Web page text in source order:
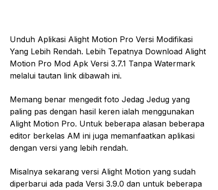
Unduh Aplikasi Alight Motion Pro Versi Modifikasi
Yang Lebih Rendah. Lebih Tepatnya Download Alight
Motion Pro Mod Apk Versi 3.7.1 Tanpa Watermark
melalui tautan link dibawah ini.
Memang benar mengedit foto Jedag Jedug yang
paling pas dengan hasil keren ialah menggunakan
Alight Motion Pro. Untuk beberapa alasan beberapa
editor berkelas AM ini juga memanfaatkan aplikasi
dengan versi yang lebih rendah.
Misalnya sekarang versi Alight Motion yang sudah
diperbarui ada pada Versi 3.9.0 dan untuk beberapa